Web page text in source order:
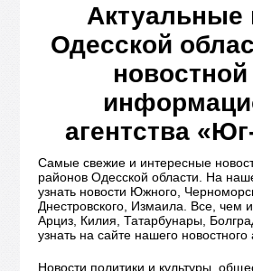
Актуальные
Одесской
агентства
Самые свежие и интересные
районов Одесской области. На
узнать новости Южного,
Днестровского, Измаила. Все, чем
Арциз, Килия, Татарбунары,
узнать на сайте нашего новостного
Новости политики и культуры,